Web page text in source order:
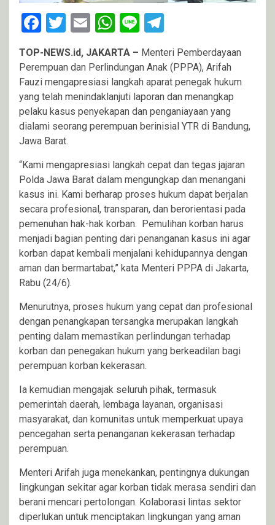
Facebook
Twitter
EmailWhatsApp
Line
TOP-NEWS.id, JAKARTA – Menteri Pemberdayaan
Perempuan dan Perlindungan Anak (PPPA), Arifah
Fauzi mengapresiasi langkah aparat penegak hukum
yang telah menindaklanjuti laporan dan menangkap
pelaku kasus penyekapan dan penganiayaan yang
dialami seorang perempuan berinisial YTR di Bandung,
Jawa Barat.
“Kami mengapresiasi langkah cepat dan tegas jajaran
Polda Jawa Barat dalam mengungkap dan menangani
kasus ini. Kami berharap proses hukum dapat berjalan
secara profesional, transparan, dan berorientasi pada
pemenuhan hak-hak korban. Pemulihan korban harus
menjadi bagian penting dari penanganan kasus ini agar
korban dapat kembali menjalani kehidupannya dengan
aman dan bermartabat,” kata Menteri PPPA di Jakarta,
Rabu (24/6).
Menurutnya, proses hukum yang cepat dan profesional
dengan penangkapan tersangka merupakan langkah
penting dalam memastikan perlindungan terhadap
korban dan penegakan hukum yang berkeadilan bagi
perempuan korban kekerasan.
Ia kemudian mengajak seluruh pihak, termasuk
pemerintah daerah, lembaga layanan, organisasi
masyarakat, dan komunitas untuk memperkuat upaya
pencegahan serta penanganan kekerasan terhadap
perempuan.
Menteri Arifah juga menekankan, pentingnya dukungan
lingkungan sekitar agar korban tidak merasa sendiri dan
berani mencari pertolongan. Kolaborasi lintas sektor
diperlukan untuk menciptakan lingkungan yang aman